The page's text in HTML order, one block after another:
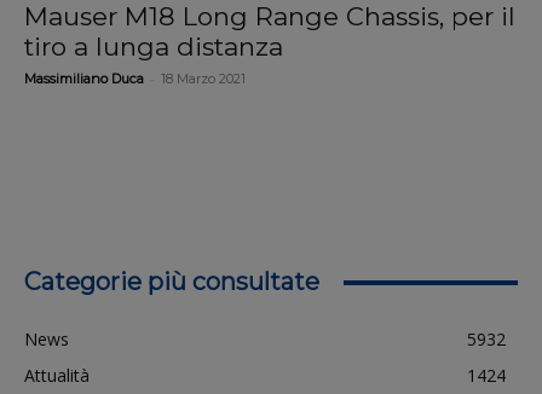
Mauser M18 Long Range Chassis, per il
tiro a lunga distanza
Massimiliano Duca 18 Marzo 2021
Categorie più consultate
News
5932
Attualità
1424